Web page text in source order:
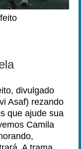
divulgado
Asaf) rezando
que ajude sua
Camila